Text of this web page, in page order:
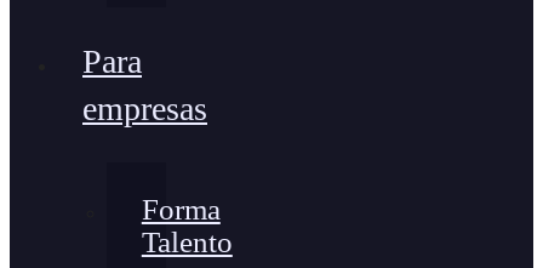
Para
empresas
Forma
Talento